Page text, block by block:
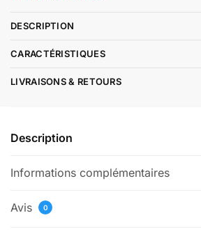
36,77 €.
DESCRIPTION
CARACTÉRISTIQUES
LIVRAISONS & RETOURS
Description
Informations complémentaires
Avis 0